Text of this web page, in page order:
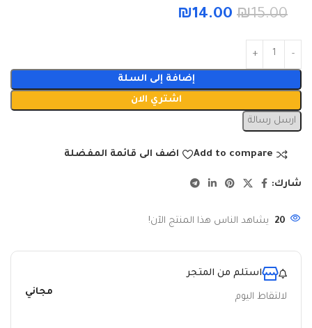
₪15.00
₪14.00
إضافة إلى السلة
اشتري الان
ارسل رسالة
Add to compare اضف الى قائمة المفضلة
شارك:
20 يشاهد الناس هذا المنتج الآن!
استلم من المتجر
لالتقاط اليوم مجاني